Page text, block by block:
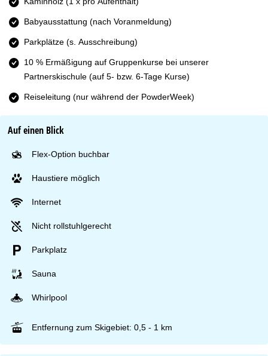
Babyausstattung (nach Voranmeldung)
Parkplätze (s. Ausschreibung)
10 % Ermäßigung auf Gruppenkurse bei unserer
Partnerskischule (auf 5- bzw. 6-Tage Kurse)
Reiseleitung (nur während der PowderWeek)
Auf einen Blick
Flex-Option buchbar
Haustiere möglich
Internet
Nicht rollstuhlgerecht
Parkplatz
Sauna
Whirlpool
Entfernung zum Skigebiet: 0,5 - 1 km